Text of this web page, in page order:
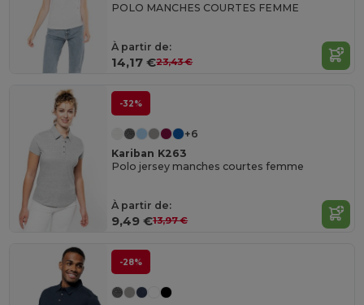
POLO MANCHES COURTES FEMME
À partir de:
14,17 €23,43 €
-32%
+6
Kariban K263
Polo jersey manches courtes femme
À partir de:
9,49 €13,97 €
-28%